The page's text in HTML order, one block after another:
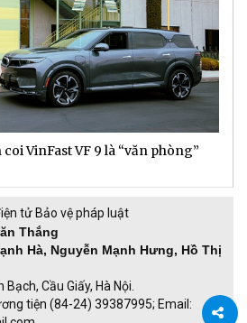
VinFast VF 9 là “văn phòng”
tử Bảo vệ pháp luật
Thắng
Hà, Nguyễn Mạnh Hưng, Hồ Thị
Cầu Giấy, Hà Nội.
tiện (84-24) 39387995; Email: